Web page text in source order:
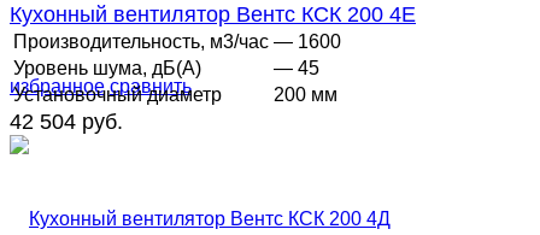
избранное сравнить
Кухонный вентилятор Вентс КСК 200 4Е
Производительность, м3/час — 1600
Уровень шума, дБ(А)
— 45
Установочный диаметр
200 мм
42 504 руб.